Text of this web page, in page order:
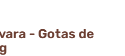
- Gotas de